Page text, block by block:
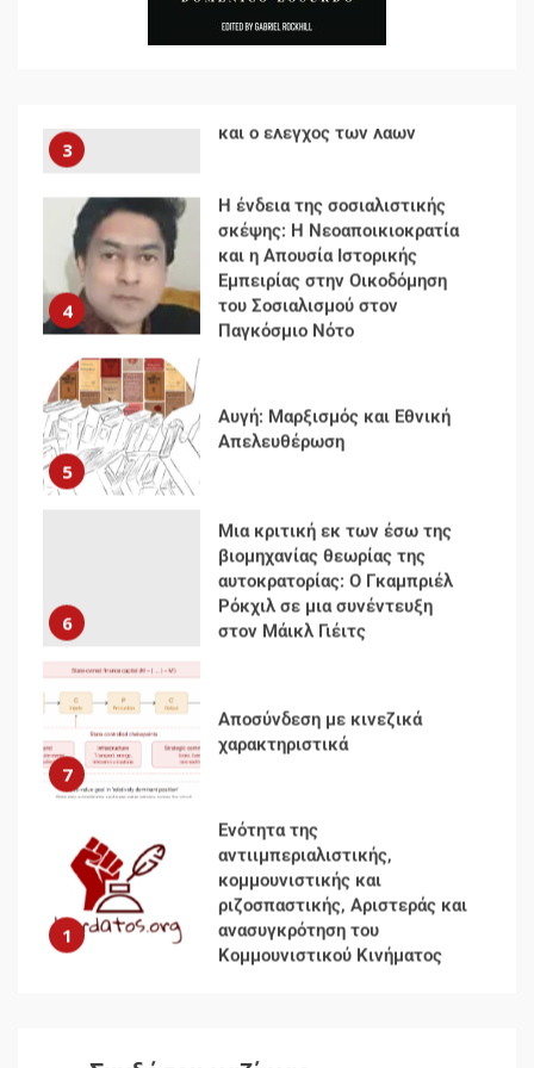
3
και ο έλεγχος των λαών
4
Η ένδεια της σοσιαλιστικής
σκέψης: Η Νεοαποικιοκρατία
και η Απουσία Ιστορικής
Εμπειρίας στην Οικοδόμηση
του Σοσιαλισμού στον
Παγκόσμιο Νότο
5
Αυγή: Μαρξισμός και Εθνική
Απελευθέρωση
6
Μια κριτική εκ των έσω της
βιομηχανίας θεωρίας της
αυτοκρατορίας: Ο Γκαμπριέλ
Ρόκχιλ σε μια συνέντευξη
στον Μάικλ Γιέιτς
7
Αποσύνδεση με κινεζικά
χαρακτηριστικά
1
Ενότητα της
αντιιμπεριαλιστικής,
κομμουνιστικής και
ριζοσπαστικής, Αριστεράς και
ανασυγκρότηση του
Κομμουνιστικού Κινήματος